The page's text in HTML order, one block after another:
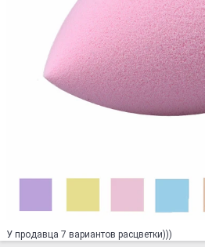
У продавца 7 вариантов расцветки)))